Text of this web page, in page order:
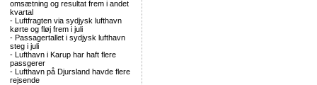
omsætning og resultat frem i andet
kvartal
- Luftfragten via sydjysk lufthavn
kørte og fløj frem i juli
- Passagertallet i sydjysk lufthavn
steg i juli
- Lufthavn i Karup har haft flere
passgerer
- Lufthavn på Djursland havde flere
rejsende